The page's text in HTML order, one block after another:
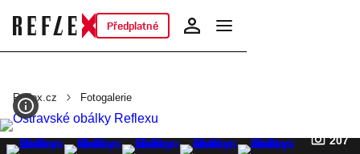
Předplatné
Reflex.cz Fotogalerie
207